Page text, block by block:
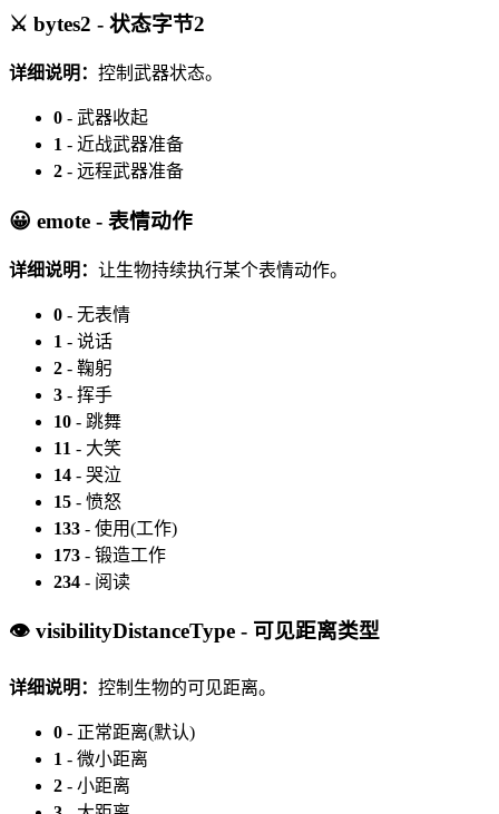
⚔️ bytes2 - 状态字节2
详细说明： 控制武器状态。
0 - 武器收起
1 - 近战武器准备
2 - 远程武器准备
😀 emote - 表情动作
详细说明： 让生物持续执行某个表情动作。
0 - 无表情
1 - 说话
2 - 鞠躬
3 - 挥手
10 - 跳舞
11 - 大笑
14 - 哭泣
15 - 愤怒
133 - 使用(工作)
173 - 锻造工作
234 - 阅读
👁️ visibilityDistanceType - 可见距离类型
详细说明： 控制生物的可见距离。
0 - 正常距离(默认)
1 - 微小距离
2 - 小距离